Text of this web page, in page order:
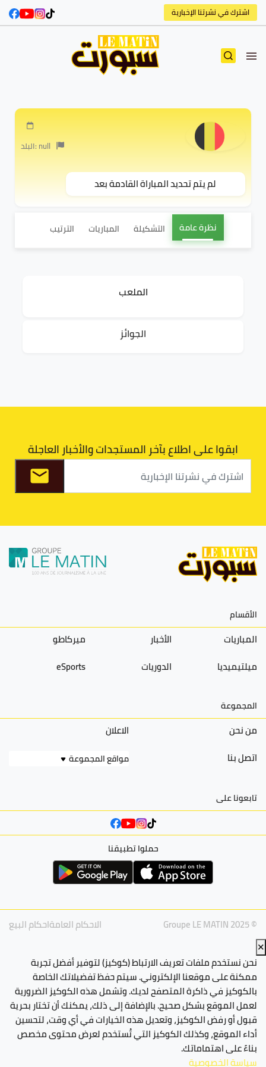
اشترك في نشرتنا الإخبارية
البلد: null
لم يتم تحديد المباراة القادمة بعد
نظرة عامة التشكيلة المباريات الترتيب
الملعب
الجوائز
ابقوا على اطلاع بآخر المستجدات والأخبار العاجلة
الأقسام
المباريات الأخبار
ميركاطو
ميلتيميديا
الدوريات eSports
المجموعة
من نحن
الاعلان
اتصل بنا
مواقع المجموعة
تابعونا على
حملوا تطبيقنا
© Groupe LE MATIN 2025 الاحكام العامةاحكام البيع
✕
نحن نستخدم ملفات تعريف الارتباط (كوكيز) لتوفير أفضل تجربة
ممكنة على موقعنا الإلكتروني. سيتم حفظ تفضيلاتك الخاصة
بالكوكيز في ذاكرة المتصفح لديك. وتشمل هذه الكوكيز الضرورية
لعمل الموقع بشكل صحيح. بالإضافة إلى ذلك، يمكنك أن تختار بحرية
قبول أو رفض الكوكيز، وتعديل هذه الخيارات في أي وقت، لتحسين
أداء الموقع، وكذلك الكوكيز التي تُستخدم لعرض محتوى مخصص
بناءً على اهتماماتك.
سياسة الخصوصية